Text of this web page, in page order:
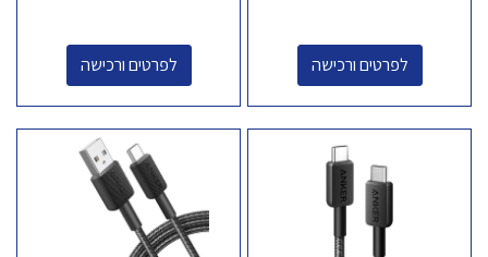
לפרטים ורכישה לפרטים ורכישה